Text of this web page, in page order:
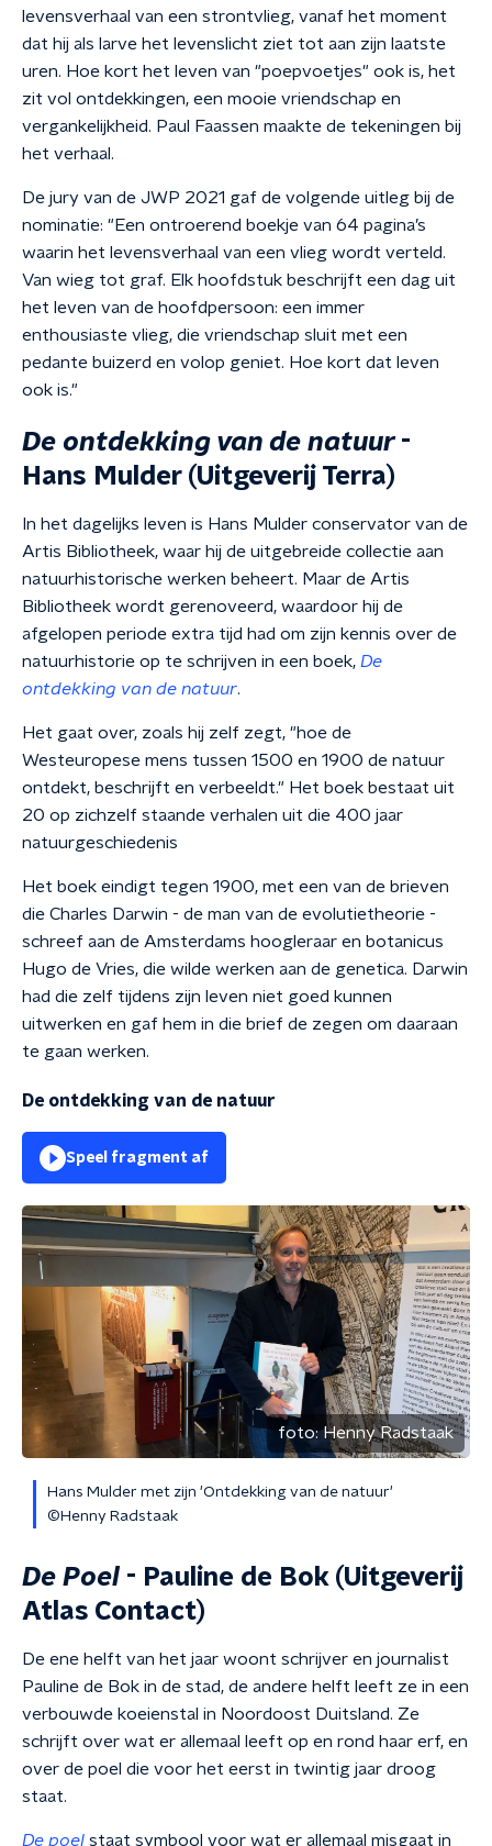
levensverhaal van een strontvlieg, vanaf het moment
dat hij als larve het levenslicht ziet tot aan zijn laatste
uren. Hoe kort het leven van "poepvoetjes" ook is, het
zit vol ontdekkingen, een mooie vriendschap en
vergankelijkheid. Paul Faassen maakte de tekeningen bij
het verhaal.
De jury van de JWP 2021 gaf de volgende uitleg bij de
nominatie: "Een ontroerend boekje van 64 pagina’s
waarin het levensverhaal van een vlieg wordt verteld.
Van wieg tot graf. Elk hoofdstuk beschrijft een dag uit
het leven van de hoofdpersoon: een immer
enthousiaste vlieg, die vriendschap sluit met een
pedante buizerd en volop geniet. Hoe kort dat leven
ook is."
De ontdekking van de natuur -
Hans Mulder (Uitgeverij Terra)
In het dagelijks leven is Hans Mulder conservator van de
Artis Bibliotheek, waar hij de uitgebreide collectie aan
natuurhistorische werken beheert. Maar de Artis
Bibliotheek wordt gerenoveerd, waardoor hij de
afgelopen periode extra tijd had om zijn kennis over de
natuurhistorie op te schrijven in een boek, De
ontdekking van de natuur.
Het gaat over, zoals hij zelf zegt, "hoe de
Westeuropese mens tussen 1500 en 1900 de natuur
ontdekt, beschrijft en verbeeldt." Het boek bestaat uit
20 op zichzelf staande verhalen uit die 400 jaar
natuurgeschiedenis
Het boek eindigt tegen 1900, met een van de brieven
die Charles Darwin - de man van de evolutietheorie -
schreef aan de Amsterdams hoogleraar en botanicus
Hugo de Vries, die wilde werken aan de genetica. Darwin
had die zelf tijdens zijn leven niet goed kunnen
uitwerken en gaf hem in die brief de zegen om daaraan
te gaan werken.
De ontdekking van de natuur
Speel fragment af
foto:Henny Radstaak
Hans Mulder met zijn 'Ontdekking van de natuur'
©Henny Radstaak
De Poel - Pauline de Bok (Uitgeverij
Atlas Contact)
De ene helft van het jaar woont schrijver en journalist
Pauline de Bok in de stad, de andere helft leeft ze in een
verbouwde koeienstal in Noordoost Duitsland. Ze
schrijft over wat er allemaal leeft op en rond haar erf, en
over de poel die voor het eerst in twintig jaar droog
staat.
De poel staat symbool voor wat er allemaal misgaat in